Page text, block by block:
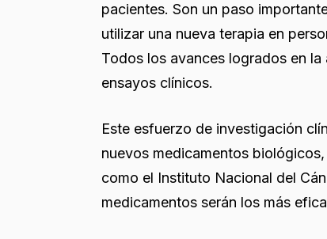
pacientes. Son un paso
utilizar una nueva terapia en
Todos los avances logrados en
ensayos clínicos.
Este esfuerzo de investigación
nuevos medicamentos
como el Instituto Nacional del
medicamentos serán los más